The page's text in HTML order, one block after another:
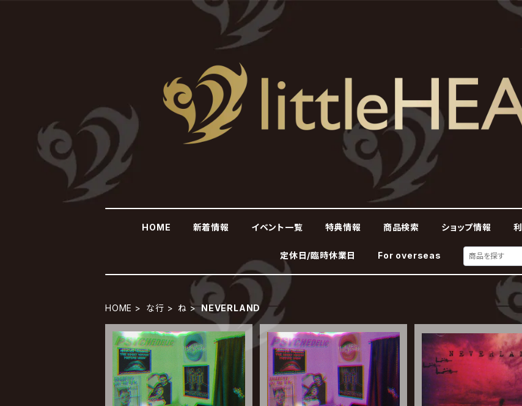
HOME 新着情報 イベント一覧 特典情報 商品検索 ショップ情報
定休日/臨時休業日 For overseas
HOME な行 ね NEVERLAND